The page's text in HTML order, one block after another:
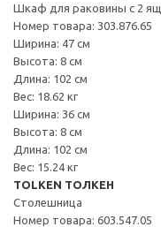
Шкаф для раковины с 2 ящ
Номер товара: 303.876.65
Ширина: 47 см
Высота: 8 см
Длина: 102 см
Вес: 18.62 кг
Ширина: 36 см
Высота: 8 см
Длина: 102 см
Вес: 15.24 кг
TOLKEN ТОЛКЕН
Столешница
Номер товара: 603.547.05